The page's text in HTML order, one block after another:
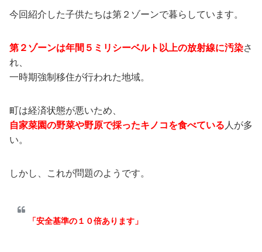
今回紹介した子供たちは第２ゾーンで暮らしています。
第２ゾーンは年間５ミリシーベルト以上の放射線に汚染さ
れ、
一時期強制移住が行われた地域。
町は経済状態が悪いため、
自家菜園の野菜や野原で採ったキノコを食べている 人が多
い。
しかし、これが問題のようです。
「安全基準の１０倍あります」